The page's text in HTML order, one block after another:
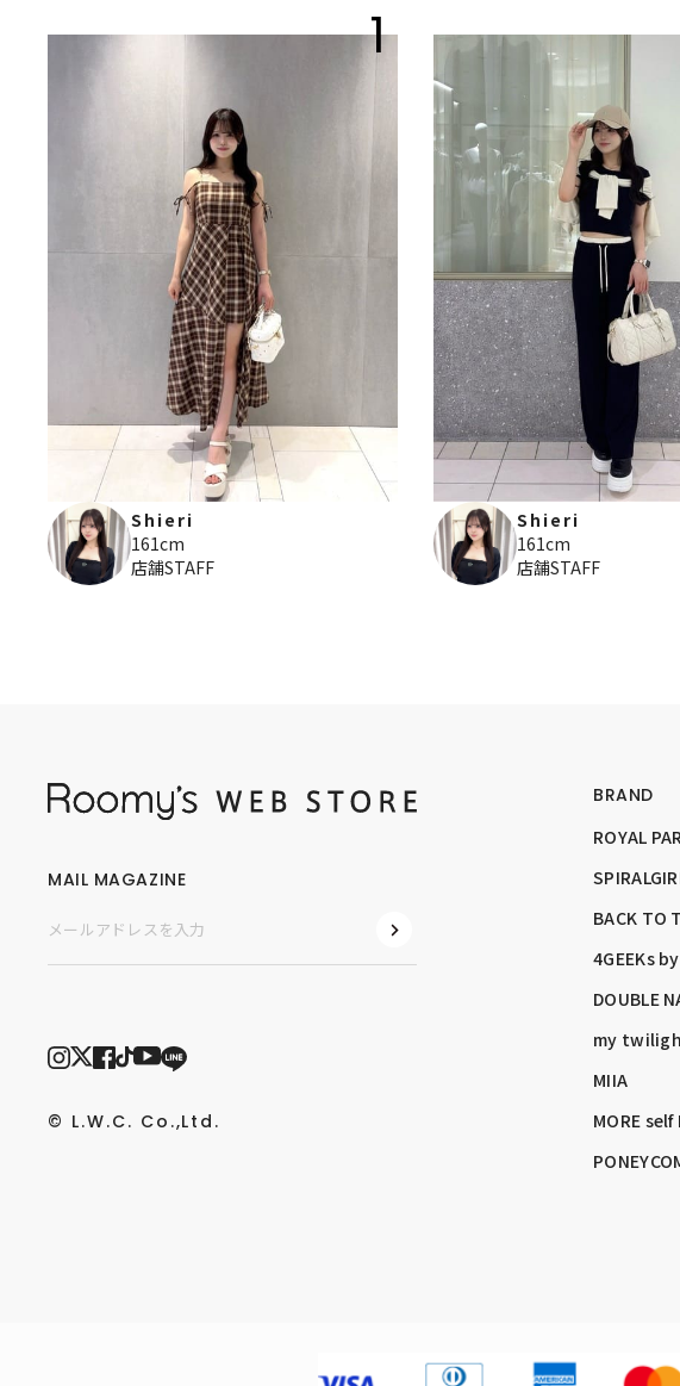
1
Shieri
161cm
店舗STAFF
Shieri
161cm
店舗STAFF
BRAND
ROYAL
BACK TO
4GEEKs
DOUBLE
my
MIIA
MORE self
MAIL MAGAZINE
© L.W.C. Co.,Ltd.